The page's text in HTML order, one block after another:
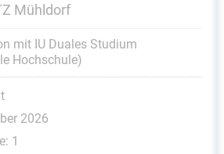
Mühldorf
mit IU Duales Studium
Hochschule)
2026
1